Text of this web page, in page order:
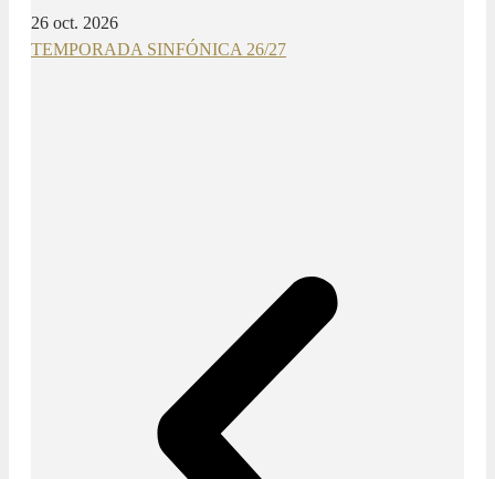
26 oct. 2026
TEMPORADA SINFÓNICA 26/27